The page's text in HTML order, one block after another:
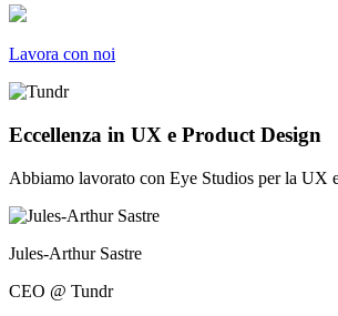
Lavora con noi
Eccellenza in UX e Product Design
Abbiamo lavorato con Eye Studios per la UX
Jules-Arthur Sastre
CEO @ Tundr